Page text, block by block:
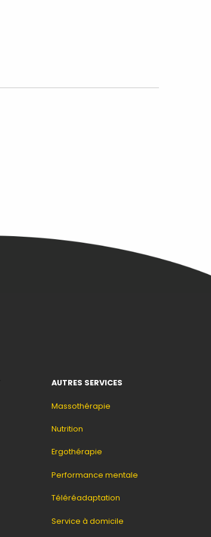
AUTRES SERVICES
Massothérapie
Nutrition
Ergothérapie
Performance mentale
Téléréadaptation
Service à domicile